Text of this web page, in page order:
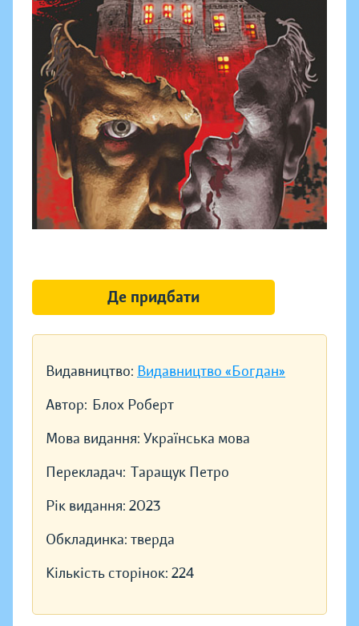
Видавництво: Видавництво «Богдан»
Автор: Блох Роберт
Мова видання: Українська мова
Перекладач: Таращук Петро
Рік видання: 2023
Обкладинка: тверда
Кількість сторінок: 224
Де придбати